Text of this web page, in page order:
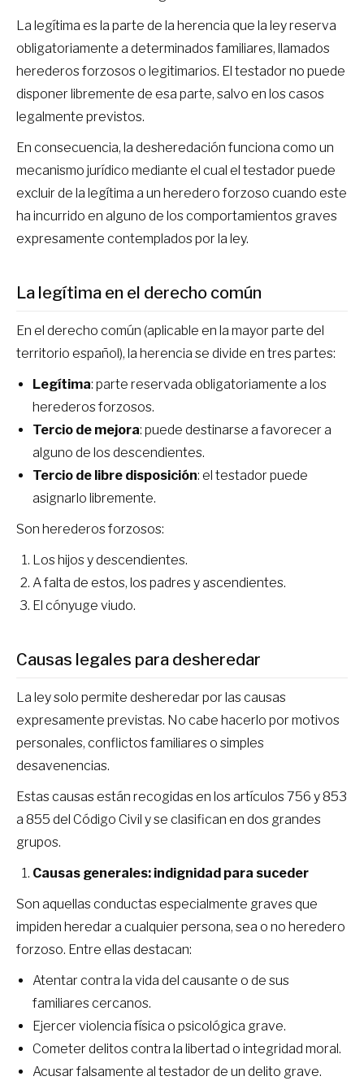
La legítima es la parte de la herencia que la ley reserva
obligatoriamente a determinados familiares, llamados
herederos forzosos o legitimarios. El testador no puede
disponer libremente de esa parte, salvo en los casos
legalmente previstos.
En consecuencia, la desheredación funciona como un
mecanismo jurídico mediante el cual el testador puede
excluir de la legítima a un heredero forzoso cuando este
ha incurrido en alguno de los comportamientos graves
expresamente contemplados por la ley.
La legítima en el derecho común
En el derecho común (aplicable en la mayor parte del
territorio español), la herencia se divide en tres partes:
Legítima: parte reservada obligatoriamente a los
herederos forzosos.
Tercio de mejora: puede destinarse a favorecer a
alguno de los descendientes.
Tercio de libre disposición: el testador puede
asignarlo libremente.
Son herederos forzosos:
Los hijos y descendientes.
A falta de estos, los padres y ascendientes.
El cónyuge viudo.
Causas legales para desheredar
La ley solo permite desheredar por las causas
expresamente previstas. No cabe hacerlo por motivos
personales, conflictos familiares o simples
desavenencias.
Estas causas están recogidas en los artículos 756 y 853
a 855 del Código Civil y se clasifican en dos grandes
grupos.
Causas generales: indignidad para suceder
Son aquellas conductas especialmente graves que
impiden heredar a cualquier persona, sea o no heredero
forzoso. Entre ellas destacan:
Atentar contra la vida del causante o de sus
familiares cercanos.
Ejercer violencia física o psicológica grave.
Cometer delitos contra la libertad o integridad moral.
Acusar falsamente al testador de un delito grave.